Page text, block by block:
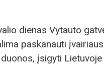
dienas Vytauto
paskanauti
įsigyti